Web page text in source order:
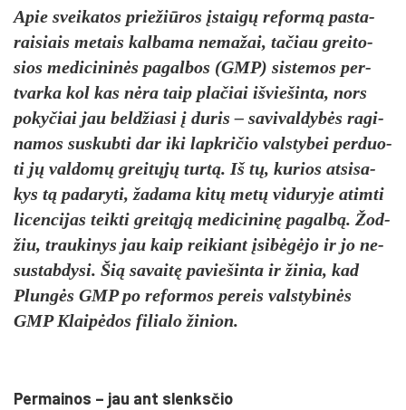
Apie svei­ka­tos prie­žiū­ros įstaigų re­formą pa­sta­
rai­siais me­tais kal­ba­ma ne­ma­žai, ta­čiau grei­to­
sios me­di­ci­ninės pa­gal­bos (GMP) sis­te­mos per­
tvar­ka kol kas nėra taip pla­čiai iš­vie­šin­ta, nors
po­ky­čiai jau beld­žia­si į du­ris – sa­vi­val­dybės ra­gi­
na­mos su­skub­ti dar iki lapk­ri­čio vals­ty­bei per­duo­
ti jų val­domų greitųjų turtą. Iš tų, ku­rios at­si­sa­
kys tą pa­da­ry­ti, ža­da­ma kitų metų vi­du­ry­je atim­ti
li­cen­ci­jas teik­ti greitąją me­di­ci­ninę pa­galbą. Žod­
žiu, trau­ki­nys jau kaip rei­kiant įsibėgė­jo ir jo ne­
sus­tab­dy­si. Šią sa­vaitę pa­vie­šin­ta ir ži­nia, kad
Plungės GMP po re­for­mos pe­reis vals­ty­binės
GMP Klaipė­dos fi­lia­lo ži­nion.
Per­mai­nos – jau ant slenks­čio